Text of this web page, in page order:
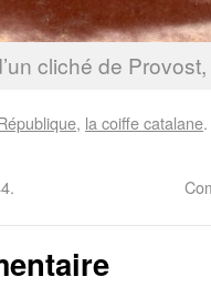
cliché de
, la coiffe catalane